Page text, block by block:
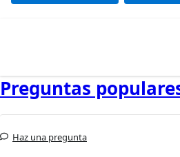
Preguntas
Haz una pregunta